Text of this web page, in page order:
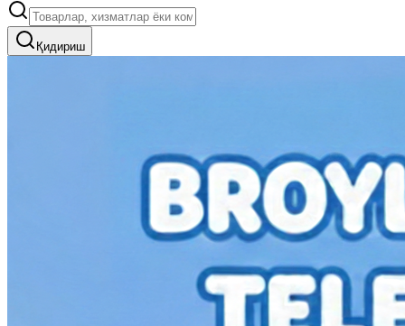
Қидириш